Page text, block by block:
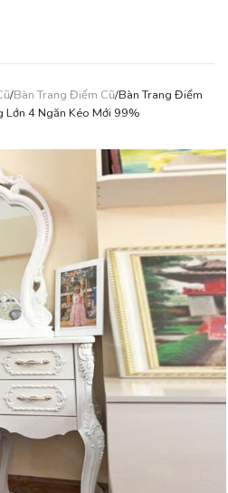
/Bàn Trang Điểm Cũ/Bàn Trang Điểm
Lớn 4 Ngăn Kéo Mới 99%